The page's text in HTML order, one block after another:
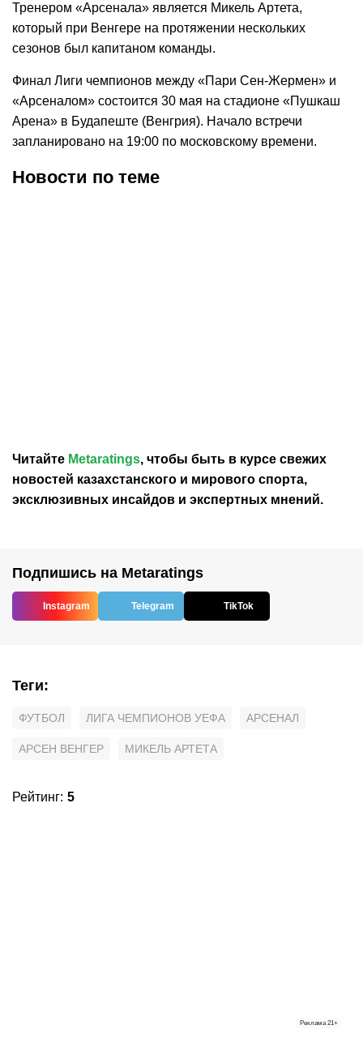
Тренером «Арсенала» является Микель Артета,
который при Венгере на протяжении нескольких
сезонов был капитаном команды.
Финал Лиги чемпионов между «Пари Сен-Жермен» и
«Арсеналом» состоится 30 мая на стадионе «Пушкаш
Арена» в Будапеште (Венгрия). Начало встречи
запланировано на 19:00 по московскому времени.
Новости по теме
Читайте Metaratings, чтобы быть в курсе свежих
новостей казахстанского и мирового спорта,
эксклюзивных инсайдов и экспертных мнений.
Подпишись на Metaratings
Instagram Telegram TikTok
Теги:
ФУТБОЛ ЛИГА ЧЕМПИОНОВ УЕФА АРСЕНАЛ
АРСЕН ВЕНГЕР МИКЕЛЬ АРТЕТА
Рейтинг: 5
Реклама 21+